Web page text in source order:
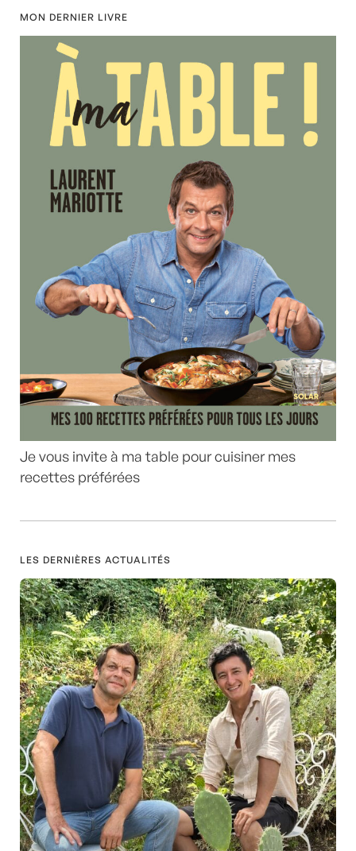
MON DERNIER LIVRE
Je vous invite à ma table pour cuisiner mes
recettes préférées
LES DERNIÈRES ACTUALITÉS